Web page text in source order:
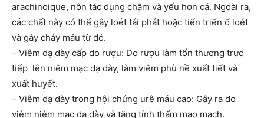
arachinoique, nôn tác dụng chậm và yếu hơn cá. Ngoài ra,
các chất này có thể gây loét tái phát hoặc tiến triển ổ loét
và gây chảy máu từ đó.
– Viêm dạ dày cấp do rượu: Do rượu làm tổn thương trực
tiếp lên niêm mạc dạ dày, làm viêm phù nề xuất tiết và
xuất huyết.
– Viêm dạ dày trong hội chứng urê máu cao: Gây ra do
viêm niêm mạc dạ dày và tăng tính thấm mao mạch.